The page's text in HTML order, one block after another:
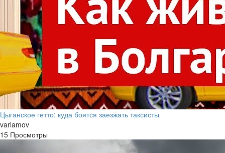
Цыганское гетто: куда боятся заезжать таксисты
varlamov
15 Просмотры